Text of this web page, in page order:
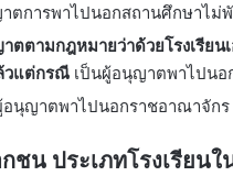
ตการพาไปนอกสถานศึกษาไม่
ตามกฎหมายว่าด้วยโรงเรียน
วแต่กรณี เป็นผู้อนุญาตพาไปน
อนุญาตพาไปนอกราชอาณาจักร
น ประเภทโรงเรียน